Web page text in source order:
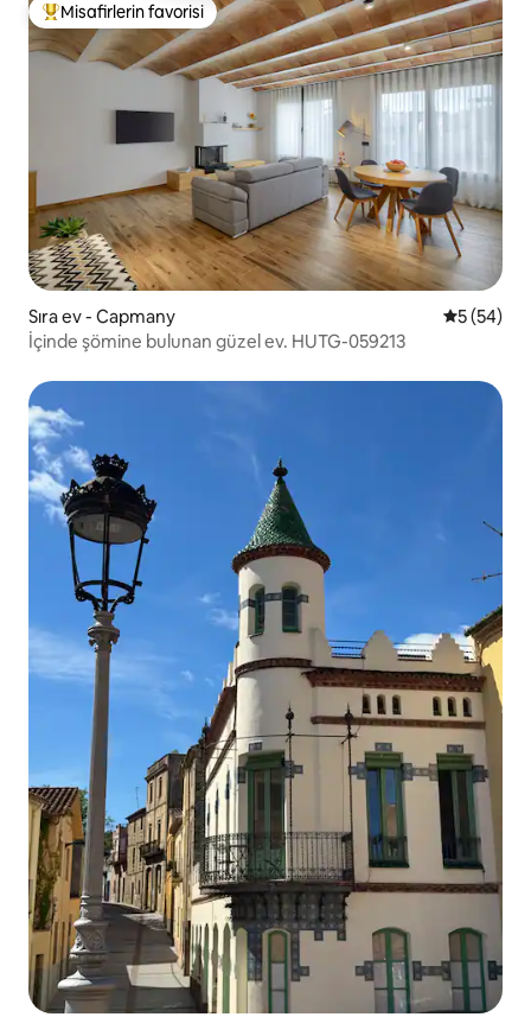
Misafirlerin favorilerinden en beğenilenler arasında
Misafirlerin favorisi
Sıra ev - Capmany 55 (54)
İçinde şömine bulunan güzel ev. HUTG-059213